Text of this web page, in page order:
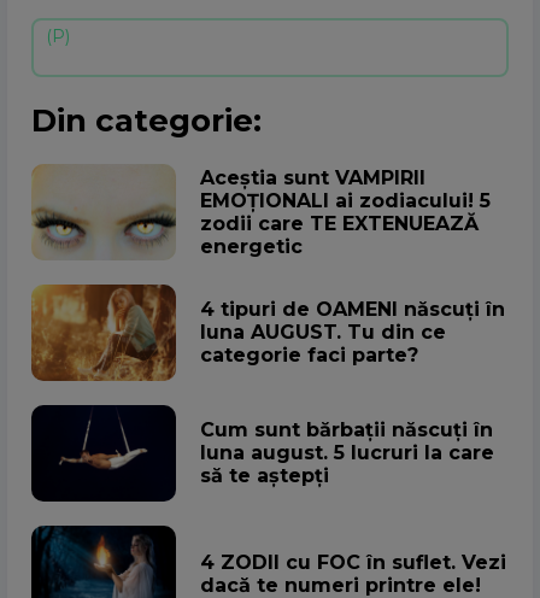
Din categorie:
Aceștia sunt VAMPIRII
EMOȚIONALI ai zodiacului! 5
zodii care TE EXTENUEAZĂ
energetic
4 tipuri de OAMENI născuți în
luna AUGUST. Tu din ce
categorie faci parte?
Cum sunt bărbații născuți în
luna august. 5 lucruri la care
să te aștepți
4 ZODII cu FOC în suflet. Vezi
dacă te numeri printre ele!